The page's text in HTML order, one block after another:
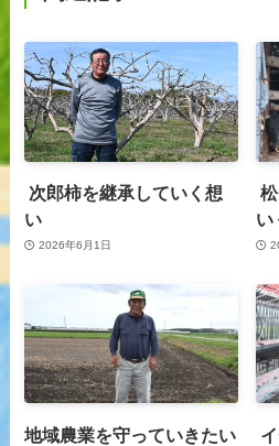
次郎柿を継承していく想
い
2026年6月1日
い
地域農業を守っていきたい